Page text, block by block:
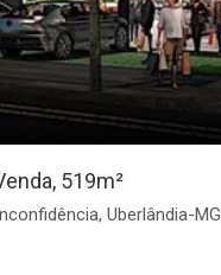
519m²
Uberlândia-MG